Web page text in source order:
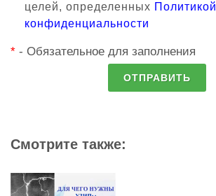
целей, определенных Политикой
конфиденциальности
* - Обязательное для заполнения
ОТПРАВИТЬ
Смотрите также: